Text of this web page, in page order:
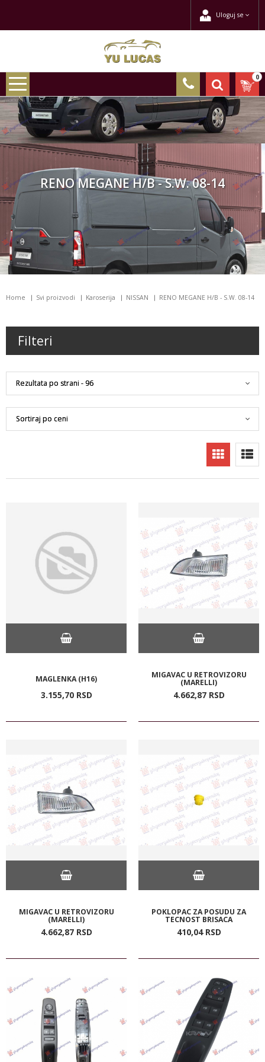
Uloguj se
0
RENO MEGANE H/B - S.W. 08-14
Home Svi proizvodi Karoserija NISSAN RENO MEGANE H/B - S.W. 08-14
Filteri
MAGLENKA (H16)
3.155,70 RSD
MIGAVAC U RETROVIZORU
(MARELLI)
4.662,87 RSD
MIGAVAC U RETROVIZORU
(MARELLI)
4.662,87 RSD
POKLOPAC ZA POSUDU ZA
TECNOST BRISACA
410,04 RSD